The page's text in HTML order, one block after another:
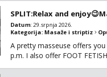
SPLIT:Relax and
Datum: 29.srpnja 2026.
Kategorija: Masaže i striptiz
A pretty masseuse offers
p.m. I also offer FOOT